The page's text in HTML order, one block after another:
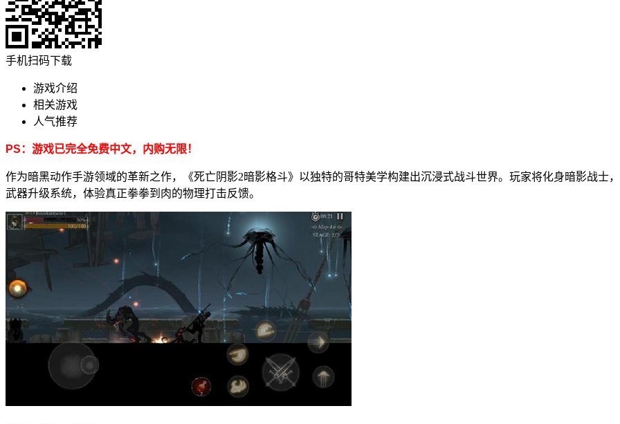
手机扫码下载
游戏介绍
相关游戏
人气推荐
PS：游戏已完全免费中文，内购无限！
作为暗黑动作手游领域的革新之作，《死亡阴影2暗影格斗》以独特的哥特美学构建出沉浸式战斗世界。玩家将化身暗影战士
武器升级系统，体验真正拳拳到肉的物理打击反馈。